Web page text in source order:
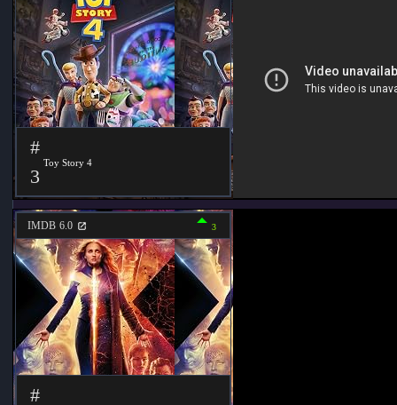
#
3
Toy Story 4
IMDB 6.0 3
#